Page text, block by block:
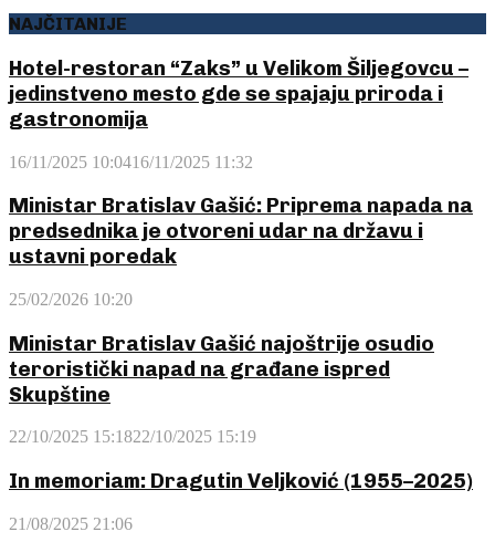
NAJČITANIJE
Hotel-restoran “Zaks” u Velikom Šiljegovcu –
jedinstveno mesto gde se spajaju priroda i
gastronomija
16/11/2025 10:0416/11/2025 11:32
Ministar Bratislav Gašić: Priprema napada na
predsednika je otvoreni udar na državu i
ustavni poredak
25/02/2026 10:20
Ministar Bratislav Gašić najoštrije osudio
teroristički napad na građane ispred
Skupštine
22/10/2025 15:1822/10/2025 15:19
In memoriam: Dragutin Veljković (1955–2025)
21/08/2025 21:06